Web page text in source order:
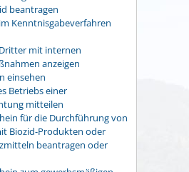
beantragen
Kenntnisgabeverfahren
mit internen
anzeigen
einsehen
Betriebs einer
mitteilen
für die Durchführung von
Biozid-Produkten oder
beantragen oder